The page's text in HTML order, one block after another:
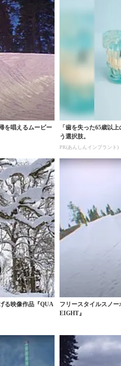
を唱えるムービー
「歯を失った65歳以
う選択肢。
PR(あんしんインプラント)
る映像作品『QUA
フリースタイルスノ
EIGHT』